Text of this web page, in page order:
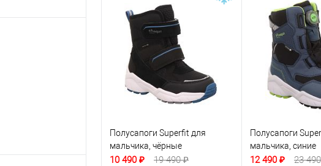
Полусапоги Superfit для
мальчика, чёрные
10 490 ₽ 19 490 ₽
Полусапоги
мальчика, синие
12 490 ₽ 23